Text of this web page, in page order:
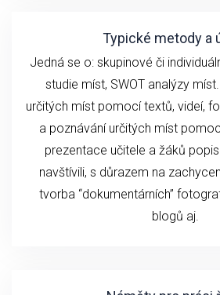
Typické metody a
Jedná se o: skupinové či
studie míst, SWOT analýzy
určitých míst pomocí textů, videí,
a poznávání určitých míst
prezentace učitele a žáků
navštívili, s důrazem na
tvorba “dokumentárních”
blogů aj.